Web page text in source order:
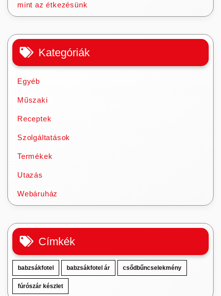
mint az étkezésünk
Kategóriák
Egyéb
Műszaki
Receptek
Szolgáltatások
Termékek
Utazás
Webáruház
Címkék
babzsákfotel babzsákfotel ár csődbűncselekmény
fúrószár készlet